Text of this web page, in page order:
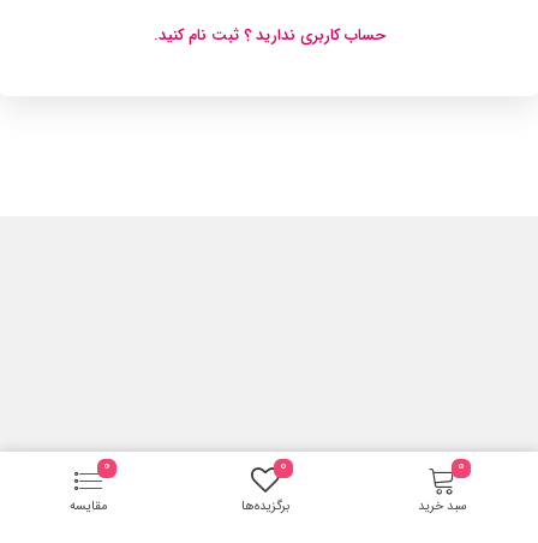
حساب کاربری ندارید ؟ ثبت نام کنید.
سبد خرید
0
برگزیده‌ها
0
مقایسه
0